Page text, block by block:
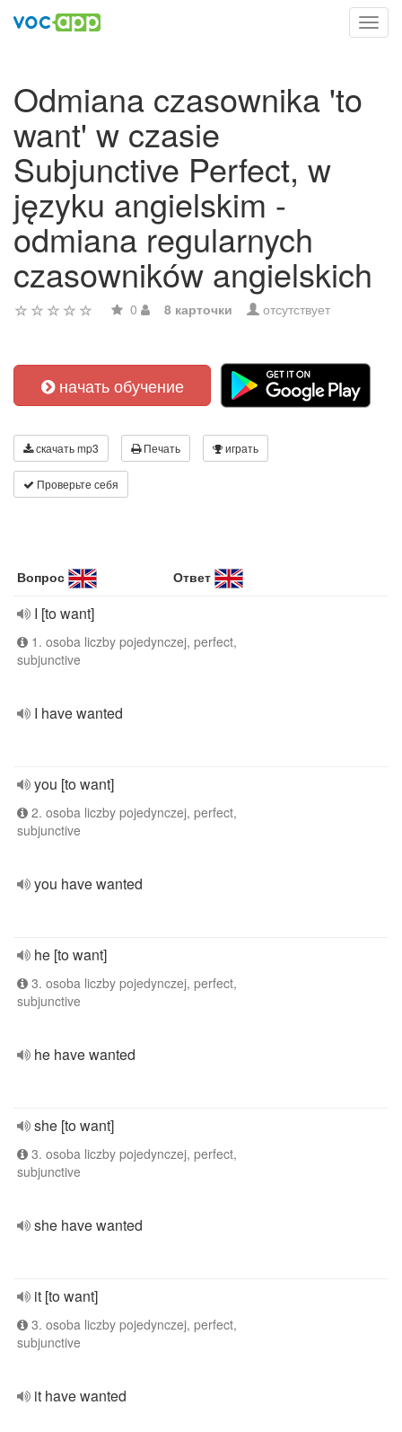
Odmiana czasownika 'to
want' w czasie
Subjunctive Perfect, w
języku angielskim -
odmiana regularnych
czasowników angielskich
0 8 карточки отсутствует
начать обучение
скачать mp3 Печать играть
Проверьте себя
Вопрос Ответ
I [to want]
1. osoba liczby pojedynczej, perfect,
subjunctive
I have wanted
you [to want]
2. osoba liczby pojedynczej, perfect,
subjunctive
you have wanted
he [to want]
3. osoba liczby pojedynczej, perfect,
subjunctive
he have wanted
she [to want]
3. osoba liczby pojedynczej, perfect,
subjunctive
she have wanted
it [to want]
3. osoba liczby pojedynczej, perfect,
subjunctive
it have wanted